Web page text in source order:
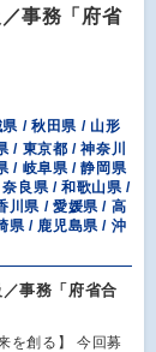
事務「府省
/ 秋田県 / 山形
/ 東京都 / 神奈川
/ 岐阜県 / 静岡県
良県 / 和歌山県 /
川県 / 愛媛県 / 高
県 / 鹿児島県 / 沖
事務「府省合
を創る】 今回募